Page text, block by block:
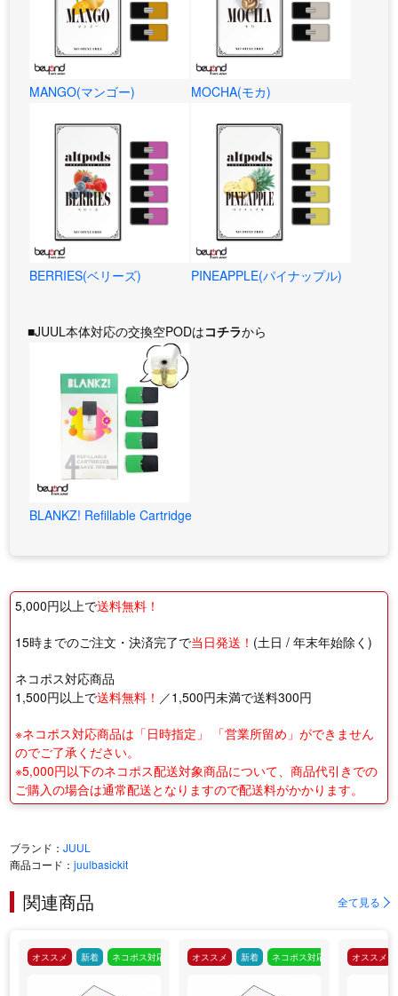
MANGO(マンゴー) MOCHA(モカ)
BERRIES(ベリーズ) PINEAPPLE(パイナップル)
■JUUL本体対応の交換空PODはコチラから
BLANKZ! Refillable Cartridge
5,000円以上で送料無料！
15時までのご注文・決済完了で当日発送！ (土日 / 年末年始除く)
ネコポス対応商品
1,500円以上で送料無料！ ／1,500円未満で送料300円
※ネコポス対応商品は「日時指定」 「営業所留め」ができません
のでご了承ください。
※5,000円以下のネコポス配送対象商品について、商品代引きでの
ご購入の場合は通常配送となりますので配送料がかかります。
ブランド：JUUL
商品コード：juulbasickit
関連商品 全て見る
オススメ 新着 ネコポス対応 オススメ 新着 ネコポス対応 オススメ